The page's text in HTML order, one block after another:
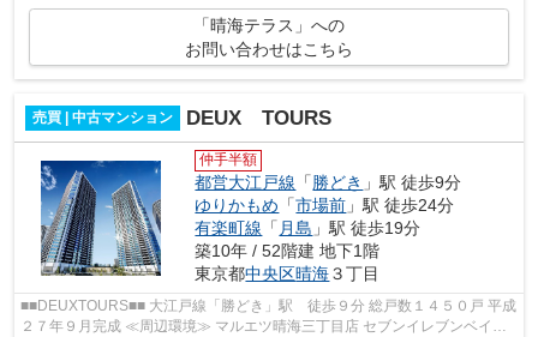
「晴海テラス」への
お問い合わせはこちら
売買 | 中古マンション DEUX TOURS
仲手半額
都営大江戸線 「勝どき 」駅 徒歩9分
ゆりかもめ 「市場前 」駅 徒歩24分
有楽町線 「 月島 」駅 徒歩19分
築10年 / 52階建 地下1階
東京都中央区晴海３丁目
■■DEUXTOURS■■ 大江戸線「勝どき」駅 徒歩９分 総戸数１４５０戸 平成
２７年９月完成 ≪周辺環境≫ マルエツ晴海三丁目店 セブンイレブンベイシ